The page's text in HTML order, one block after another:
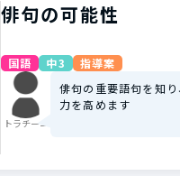
俳句の可能性
国語 中3 指導案
トラチーニ
俳句の重要語句を知り
力を高めます